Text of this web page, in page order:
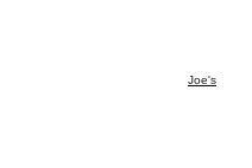
Joe's